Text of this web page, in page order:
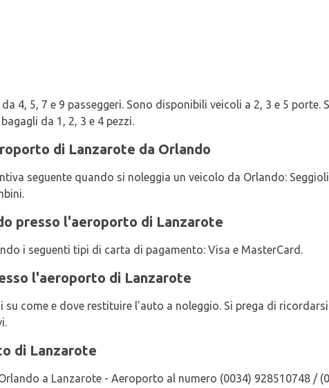
4, 5, 7 e 9 passeggeri. Sono disponibili veicoli a 2, 3 e 5 porte.
da 1, 2, 3 e 4 pezzi.
di Lanzarote da Orlando
seguente quando si noleggia un veicolo da Orlando:
presso l'aeroporto di Lanzarote
i seguenti tipi di carta di pagamento: Visa e MasterCard.
l'aeroporto di Lanzarote
come e dove restituire l'auto a noleggio. Si prega di
di Lanzarote
a Lanzarote - Aeroporto al numero (0034) 928510748 /